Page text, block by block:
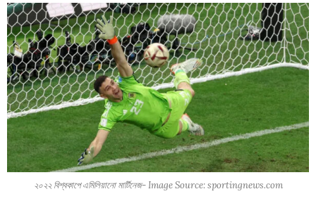
২০২২ বিশ্বকাপে এমিলিয়ানো মার্টিনেজ- Image Source: sportingnews.com